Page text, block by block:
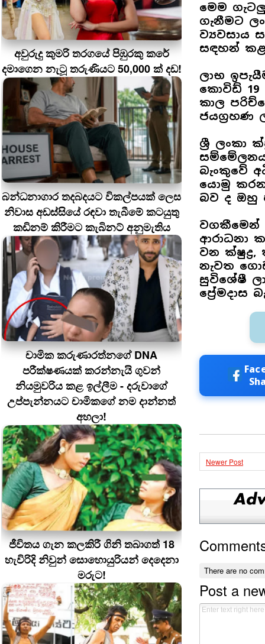
අවුරුදු කුමරි තරගයේ පිඹුරකු කරේ
දමාගෙන නැටූ තරුණියට 50,000 ක් දඩ!
බන්ධනාගාර තදබදයට විකල්පයක් ලෙස
නිවාස අඩස්සියේ රඳවා තැබීමේ කටයුතු
කඩිනම් කිරීමට කැබිනට් අනුමැතිය
චාමික කරුණාරත්නගේ DNA
පරීක්ෂණයක් කරන්නැයි ගුවන්
නියමුවරිය කළ ඉල්ලීම - දරුවාගේ
උප්පැන්නයට චාමිකගේ නම දාන්නත්
අහලා!
ජීවිතය ගැන කලකිරී ගිනි තබාගත් 18
හැවිරිදි නිවුන් සොහොයුරියන් දෙදෙනා
මරුට!
මෙම
ගැනීමට
ව්‍යවසාය
සඳහන්
ලාභ
කොවිඩ් 19
කාල
ජයග්‍රහණ
ශ්‍රී ලංකා
බැංකුවේ
යොමු
බව ද ඔහු
වගකීමෙන්
ආරාධනා
වන ක්ෂුද්‍ර,
නැවත
සුවිශේෂී
ප්‍රේමදාස
Newer Post
There are no
Post a